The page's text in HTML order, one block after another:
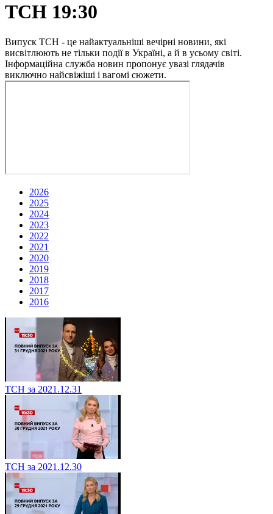
ТСН 19:30
Випуск ТСН - це найактуальніші вечірні новини, які
висвітлюють не тільки події в Україні, а й в усьому світі.
Інформаційна служба новин пропонує увазі глядачів
виключно найсвіжіші і вагомі сюжети.
2026
2025
2024
2023
2022
2021
2020
2019
2018
2017
2016
ТСН за 2021.12.31
ТСН за 2021.12.30